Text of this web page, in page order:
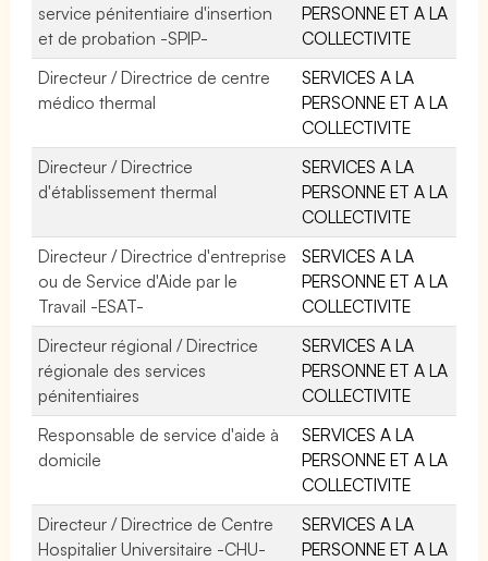
service pénitentiaire d'insertion
et de probation -SPIP-
PERSONNE ET A LA
COLLECTIVITE
Directeur / Directrice de centre
médico thermal
SERVICES A LA
PERSONNE ET A LA
COLLECTIVITE
Directeur / Directrice
d'établissement thermal
SERVICES A LA
PERSONNE ET A LA
COLLECTIVITE
Directeur / Directrice d'entreprise
ou de Service d'Aide par le
Travail -ESAT-
SERVICES A LA
PERSONNE ET A LA
COLLECTIVITE
Directeur régional / Directrice
régionale des services
pénitentiaires
SERVICES A LA
PERSONNE ET A LA
COLLECTIVITE
Responsable de service d'aide à
domicile
SERVICES A LA
PERSONNE ET A LA
COLLECTIVITE
Directeur / Directrice de Centre
Hospitalier Universitaire -CHU-
SERVICES A LA
PERSONNE ET A LA